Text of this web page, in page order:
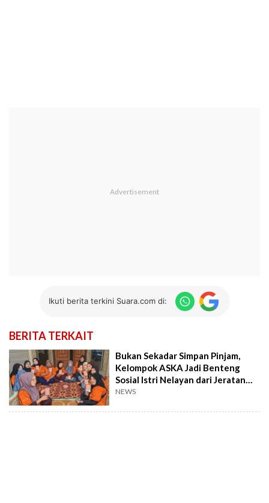
Ikuti berita terkini Suara.com di:
BERITA TERKAIT
Bukan Sekadar Simpan Pinjam,
Kelompok ASKA Jadi Benteng
Sosial Istri Nelayan dari Jeratan
Utang
NEWS